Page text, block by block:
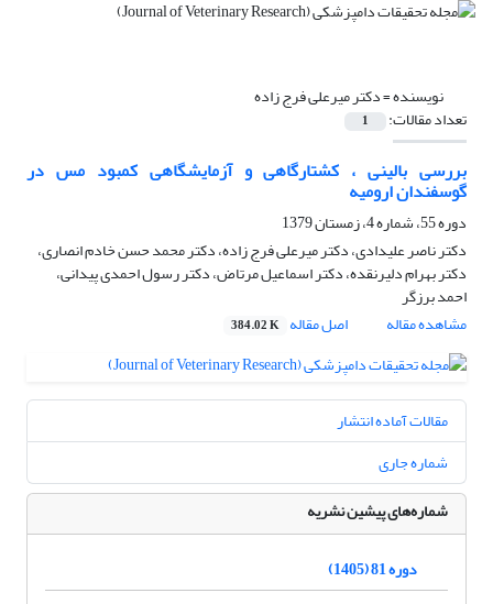
نویسنده =دکتر میرعلی فرج زاده
تعداد مقالات: 1
بررسی بالینی ، کشتارگاهی و آزمایشگاهی کمبود مس در
گوسفندان ارومیه
دوره 55، شماره 4، زمستان 1379
دکتر ناصر علیدادی، دکتر میرعلی فرج زاده، دکتر محمد حسن خادم انصاری،
دکتر بهرام دلیرنقده، دکتر اسماعیل مرتاض، دکتر رسول احمدی پیدانی،
احمد برزگر
مشاهده مقاله
اصل مقاله 384.02 K
مقالات آماده انتشار
شماره جاری
شماره‌های پیشین نشریه
دوره 81 (1405)